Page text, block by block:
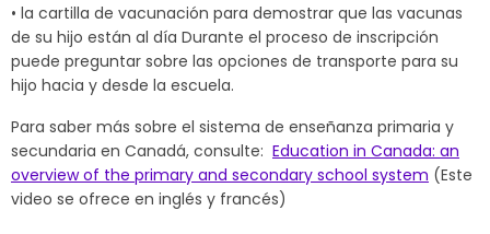
• la cartilla de vacunación para demostrar que las vacunas
de su hijo están al día Durante el proceso de inscripción
puede preguntar sobre las opciones de transporte para su
hijo hacia y desde la escuela.
Para saber más sobre el sistema de enseñanza primaria y
secundaria en Canadá, consulte: Education in Canada: an
overview of the primary and secondary school system (Este
video se ofrece en inglés y francés)